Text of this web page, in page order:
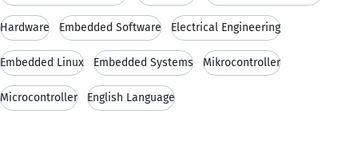
Hardware Embedded Software Electrical Engineering
Embedded Linux Embedded Systems Mikrocontroller
Microcontroller English Language